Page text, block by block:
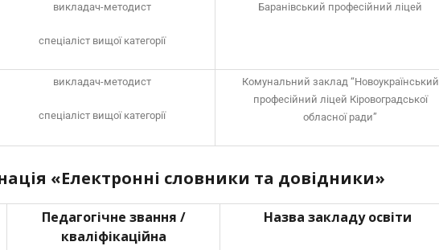
викладач-методист
спеціаліст вищої категорії
Баранівський професійний ліцей
викладач-методист
спеціаліст вищої категорії
Комунальний заклад “Новоукраїнський
професійний ліцей Кіровоградської
обласної ради”
«Електронні словники та довідники»
Педагогічне звання /
кваліфікаційна
Назва закладу освіти